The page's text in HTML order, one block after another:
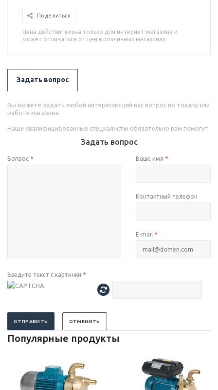
Поделиться
Цена действительна только для интернет-магазина и
может отличаться от цен в розничных магазинах
Задать вопрос
Вы можете задать любой интересующий вас вопрос по товару или
работе магазина.
Наши квалифицированные специалисты обязательно вам помогут.
Задать вопрос
Вопрос * Ваше имя *
Контактный телефон
E-mail *
Введите текст с картинки *
ОТПРАВИТЬ ОТМЕНИТЬ
Популярные продукты